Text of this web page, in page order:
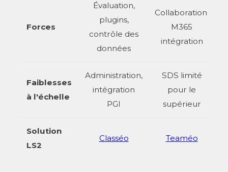
Forces
Évaluation,
plugins,
contrôle des
données
Collaboration,
M365
intégration
Faiblesses
à l'échelle
Administration,
intégration
PGI
SDS limité
pour le
supérieur
Solution
LS2
Classéo Teaméo